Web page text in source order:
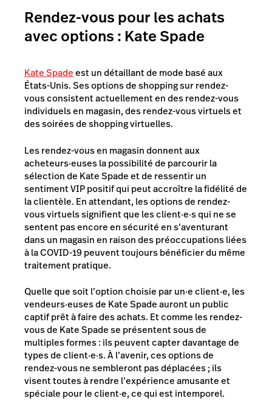
Rendez-vous pour les achats
avec options : Kate Spade
Kate Spadeest un détaillant de mode basé aux
États-Unis. Ses options de shopping sur rendez-
vous consistent actuellement en des rendez-vous
individuels en magasin, des rendez-vous virtuels et
des soirées de shopping virtuelles.
Les rendez-vous en magasin donnent aux
acheteurs·euses la possibilité de parcourir la
sélection de Kate Spade et de ressentir un
sentiment VIP positif qui peut accroître la fidélité de
la clientèle. En attendant, les options de rendez-
vous virtuels signifient que les client·e·s qui ne se
sentent pas encore en sécurité en s’aventurant
dans un magasin en raison des préoccupations liées
à la COVID-19 peuvent toujours bénéficier du même
traitement pratique.
Quelle que soit l’option choisie par un·e client·e, les
vendeurs·euses de Kate Spade auront un public
captif prêt à faire des achats. Et comme les rendez-
vous de Kate Spade se présentent sous de
multiples formes : ils peuvent capter davantage de
types de client·e·s. À l’avenir, ces options de
rendez-vous ne sembleront pas déplacées ; ils
visent toutes à rendre l’expérience amusante et
spéciale pour le client·e, ce qui est intemporel.